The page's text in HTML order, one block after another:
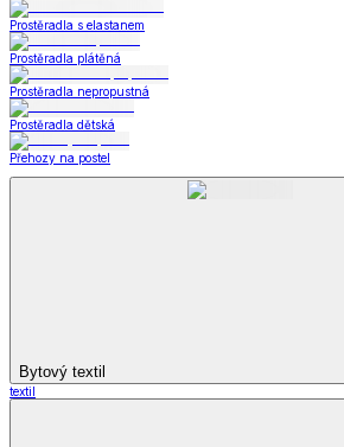
Prostěradla s elastanem
Prostěradla plátěná
Prostěradla nepropustná
Prostěradla dětská
Přehozy na postel
Bytový textil
textil